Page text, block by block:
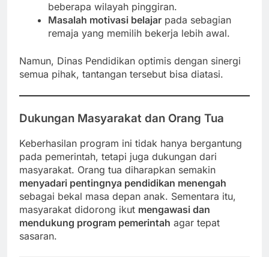
beberapa wilayah pinggiran.
Masalah motivasi belajar pada sebagian
remaja yang memilih bekerja lebih awal.
Namun, Dinas Pendidikan optimis dengan sinergi
semua pihak, tantangan tersebut bisa diatasi.
Dukungan Masyarakat dan Orang Tua
Keberhasilan program ini tidak hanya bergantung
pada pemerintah, tetapi juga dukungan dari
masyarakat. Orang tua diharapkan semakin
menyadari pentingnya pendidikan menengah
sebagai bekal masa depan anak. Sementara itu,
masyarakat didorong ikut mengawasi dan
mendukung program pemerintah agar tepat
sasaran.